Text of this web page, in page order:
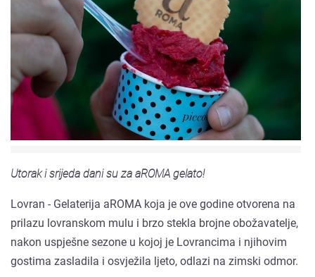
Utorak i srijeda dani su za aROMA gelato!
Lovran - Gelaterija aROMA koja je ove godine otvorena na
prilazu lovranskom mulu i brzo stekla brojne obožavatelje,
nakon uspješne sezone u kojoj je Lovrancima i njihovim
gostima zasladila i osvježila ljeto, odlazi na zimski odmor.